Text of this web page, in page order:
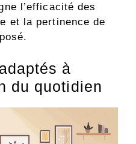
l’efficacité des
et la pertinence de
à
du quotidien